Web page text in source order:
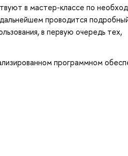
в мастер-классе по
проводится
в первую очередь тех,
программном